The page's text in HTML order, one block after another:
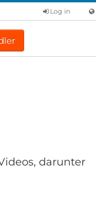
Log in
darunter